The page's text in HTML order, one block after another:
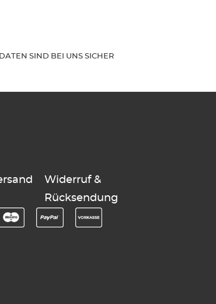
SIND BEI UNS SICHER
Widerruf &
Rücksendung